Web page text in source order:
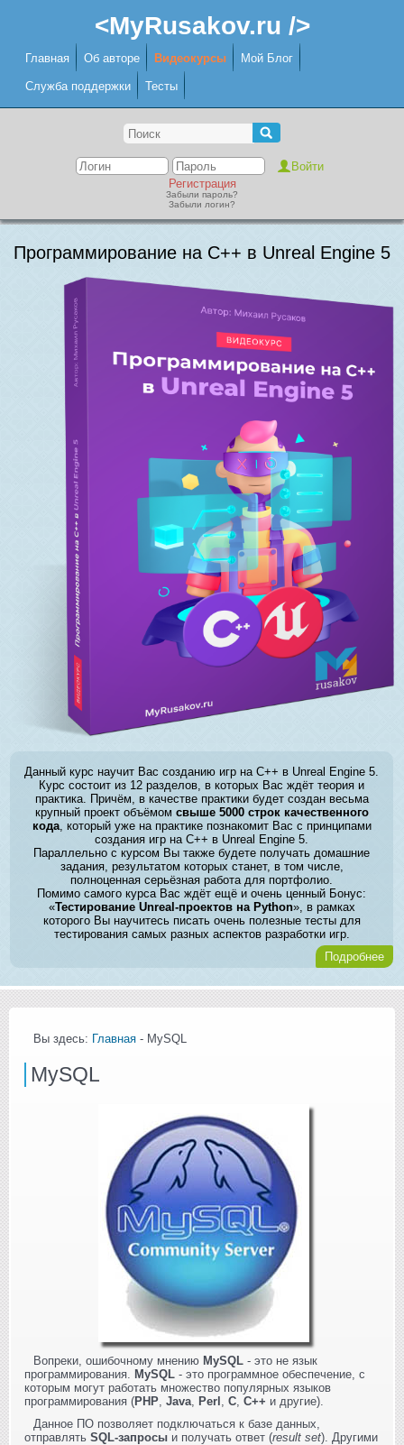
<MyRusakov.ru />
Главная Об авторе Видеокурсы Мой Блог
Служба поддержки Тесты
Регистрация
Забыли пароль?
Забыли логин?
Программирование на C++ в Unreal Engine 5
Данный курс научит Вас созданию игр на C++ в Unreal Engine 5.
Курс состоит из 12 разделов, в которых Вас ждёт теория и
практика. Причём, в качестве практики будет создан весьма
крупный проект объёмом свыше 5000 строк качественного
кода, который уже на практике познакомит Вас с принципами
создания игр на C++ в Unreal Engine 5.
Параллельно с курсом Вы также будете получать домашние
задания, результатом которых станет, в том числе,
полноценная серьёзная работа для портфолио.
Помимо самого курса Вас ждёт ещё и очень ценный Бонус:
«Тестирование Unreal-проектов на Python», в рамках
которого Вы научитесь писать очень полезные тесты для
тестирования самых разных аспектов разработки игр.
Подробнее
Вы здесь: Главная - MySQL
MySQL
Вопреки, ошибочному мнению MySQL - это не язык
программирования. MySQL - это программное обеспечение, с
которым могут работать множество популярных языков
программирования (PHP Java Perl C C++ и другие).
Данное ПО позволяет подключаться к базе данных,
отправлять SQL-запросы и получать ответ (result set). Другими